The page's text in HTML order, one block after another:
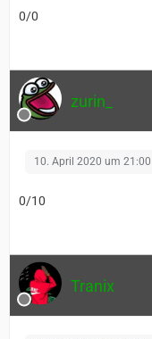
0/0
zurin_
10. April 2020 um 21:00
0/10
Tranix